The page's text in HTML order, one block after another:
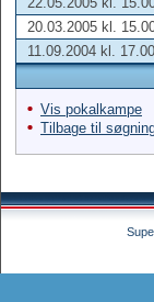
20.03.2005 kl.
11.09.2004 kl. 17.00
Vis pokalkampe
Tilbage til